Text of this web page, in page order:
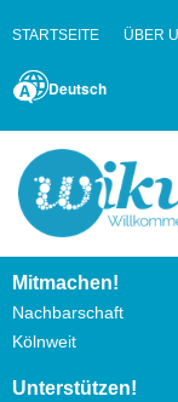
STARTSEITE ÜBER
Deutsch
Mitmachen!
Nachbarschaft
Kölnweit
Unterstützen!